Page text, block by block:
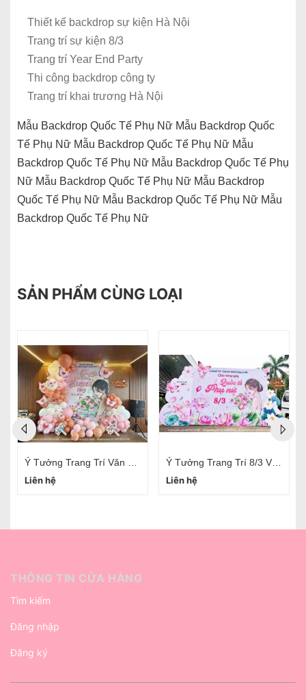
Thiết kế backdrop sự kiện Hà Nội
Trang trí sự kiện 8/3
Trang trí Year End Party
Thi công backdrop công ty
Trang trí khai trương Hà Nội
Mẫu Backdrop Quốc Tế Phụ Nữ Mẫu Backdrop Quốc
Tế Phụ Nữ Mẫu Backdrop Quốc Tế Phụ Nữ Mẫu
Backdrop Quốc Tế Phụ Nữ Mẫu Backdrop Quốc Tế Phụ
Nữ Mẫu Backdrop Quốc Tế Phụ Nữ Mẫu Backdrop
Quốc Tế Phụ Nữ Mẫu Backdrop Quốc Tế Phụ Nữ Mẫu
Backdrop Quốc Tế Phụ Nữ
SẢN PHẨM CÙNG LOẠI
Ý Tưởng Trang Trí Văn Phòng 20/10 Đơn Giản
Liên hệ
Ý Tưởng Trang Trí 8/3 Văn Phòng
Liên hệ
THÔNG TIN CỬA HÀNG
Tìm kiếm
Đăng nhập
Đăng ký